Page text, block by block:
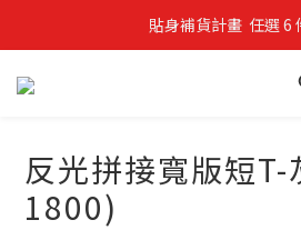
親子穿搭計畫・88
貼身補貨計畫  任選 6
買4件短T送雨傘☂️！【這把傘，
反光拼接寬版短T-
1800)